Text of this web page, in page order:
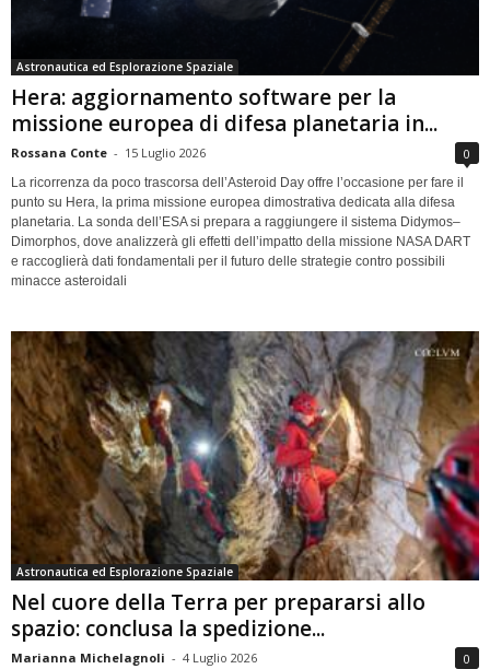
Astronautica ed Esplorazione Spaziale
Hera: aggiornamento software per la
missione europea di difesa planetaria in...
Rossana Conte - 15 Luglio 2026 0
La ricorrenza da poco trascorsa dell’Asteroid Day offre l’occasione per fare il
punto su Hera, la prima missione europea dimostrativa dedicata alla difesa
planetaria. La sonda dell’ESA si prepara a raggiungere il sistema Didymos–
Dimorphos, dove analizzerà gli effetti dell’impatto della missione NASA DART
e raccoglierà dati fondamentali per il futuro delle strategie contro possibili
minacce asteroidali
Astronautica ed Esplorazione Spaziale
Nel cuore della Terra per prepararsi allo
spazio: conclusa la spedizione...
Marianna Michelagnoli - 4 Luglio 2026 0